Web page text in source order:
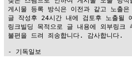
게시물 등록 방식은 이전과 같고 노출
글 작성후 24시간 내에 검토후 노출될
링크빌딩 목적으로 글 내용에 외부링크
불편을 드려 죄송합니다. 감사합니다.
- 기독일보